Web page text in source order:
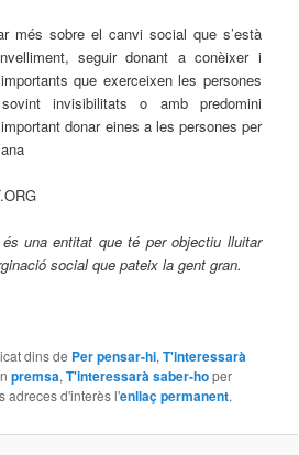
més sobre el canvi social que s’està
seguir donant a conèixer i
que exerceixen les persones
invisibilitats o amb predomini
donar eines a les persones per
una entitat que té per objectiu lluitar
social que pateix la gent gran.
dins de Per pensar-hi,T'interessarà
premsa,T'interessarà saber-hoper
adreces d'interès l'enllaç permanent.